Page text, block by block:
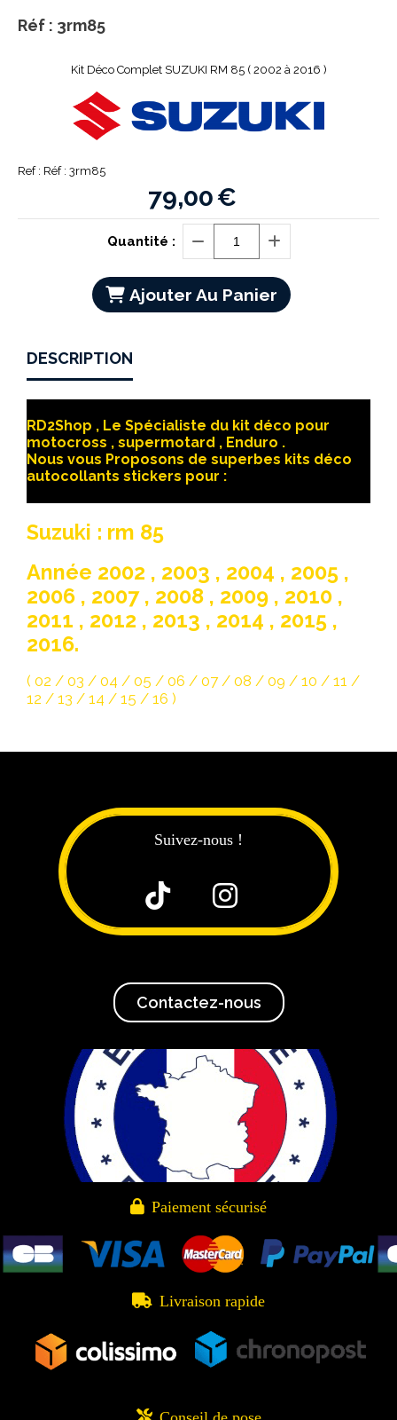
Kit Déco Complet SUZUKI RM 85 ( 2002 à 2016 )
Ref : Réf : 3rm85
79,00€
Quantité :
Ajouter Au Panier
Réf : 3rm85
DESCRIPTION
RD2Shop , Le Spécialiste du kit déco pour
motocross , supermotard , Enduro .
Nous vous Proposons de superbes kits déco
autocollants stickers pour :
Suzuki : rm 85
Année 2002 , 2003 , 2004 , 2005 ,
2006 , 2007 , 2008 , 2009 , 2010 ,
2011 , 2012 , 2013 , 2014 , 2015 ,
2016.
( 02 / 03 / 04 / 05 / 06 / 07 / 08 / 09 / 10 / 11 /
12 / 13 / 14 / 15 / 16 )
Suivez-nous !
 
Contactez-nous
 Paiement sécurisé
 Livraison rapide
